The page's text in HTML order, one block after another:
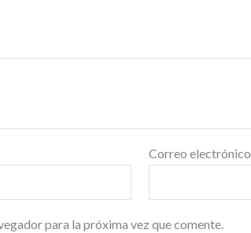
Correo electrónico
para la próxima vez que comente.